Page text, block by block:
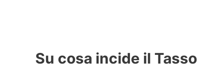
Su cosa incide il Tasso